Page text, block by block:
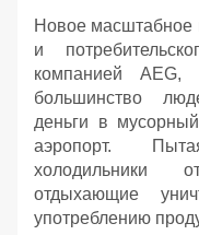
Новое масштабное
и
компанией AEG,
большинство
деньги в
аэропорт.
холодильники
отдыхающие
употреблению